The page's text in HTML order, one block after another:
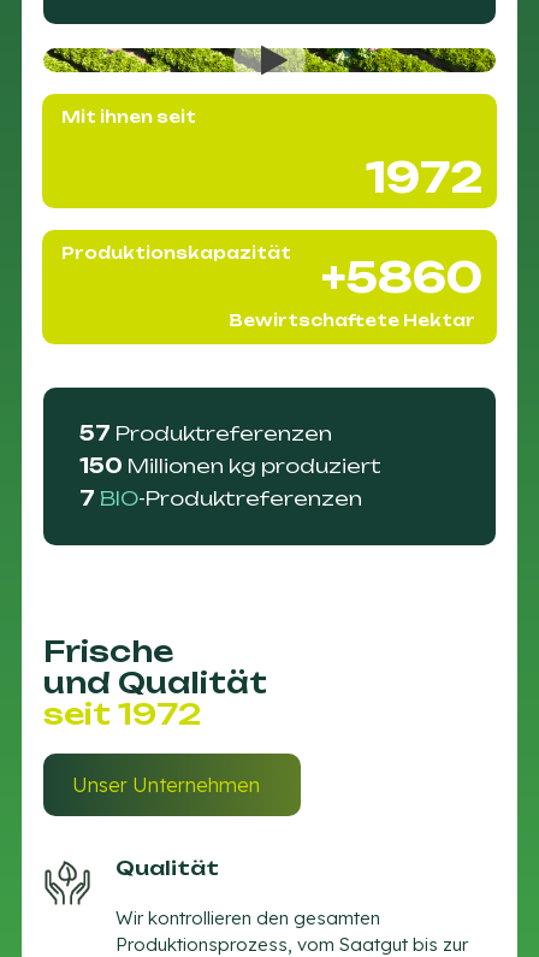
Mit ihnen seit
1972
Produktionskapazität +5860
Bewirtschaftete Hektar
57 Produktreferenzen
150 Millionen kg produziert
7 BIO-Produktreferenzen
Frische
und Qualität
seit 1972
Unser Unternehmen
Qualität
Wir kontrollieren den gesamten
Produktionsprozess, vom Saatgut bis zur